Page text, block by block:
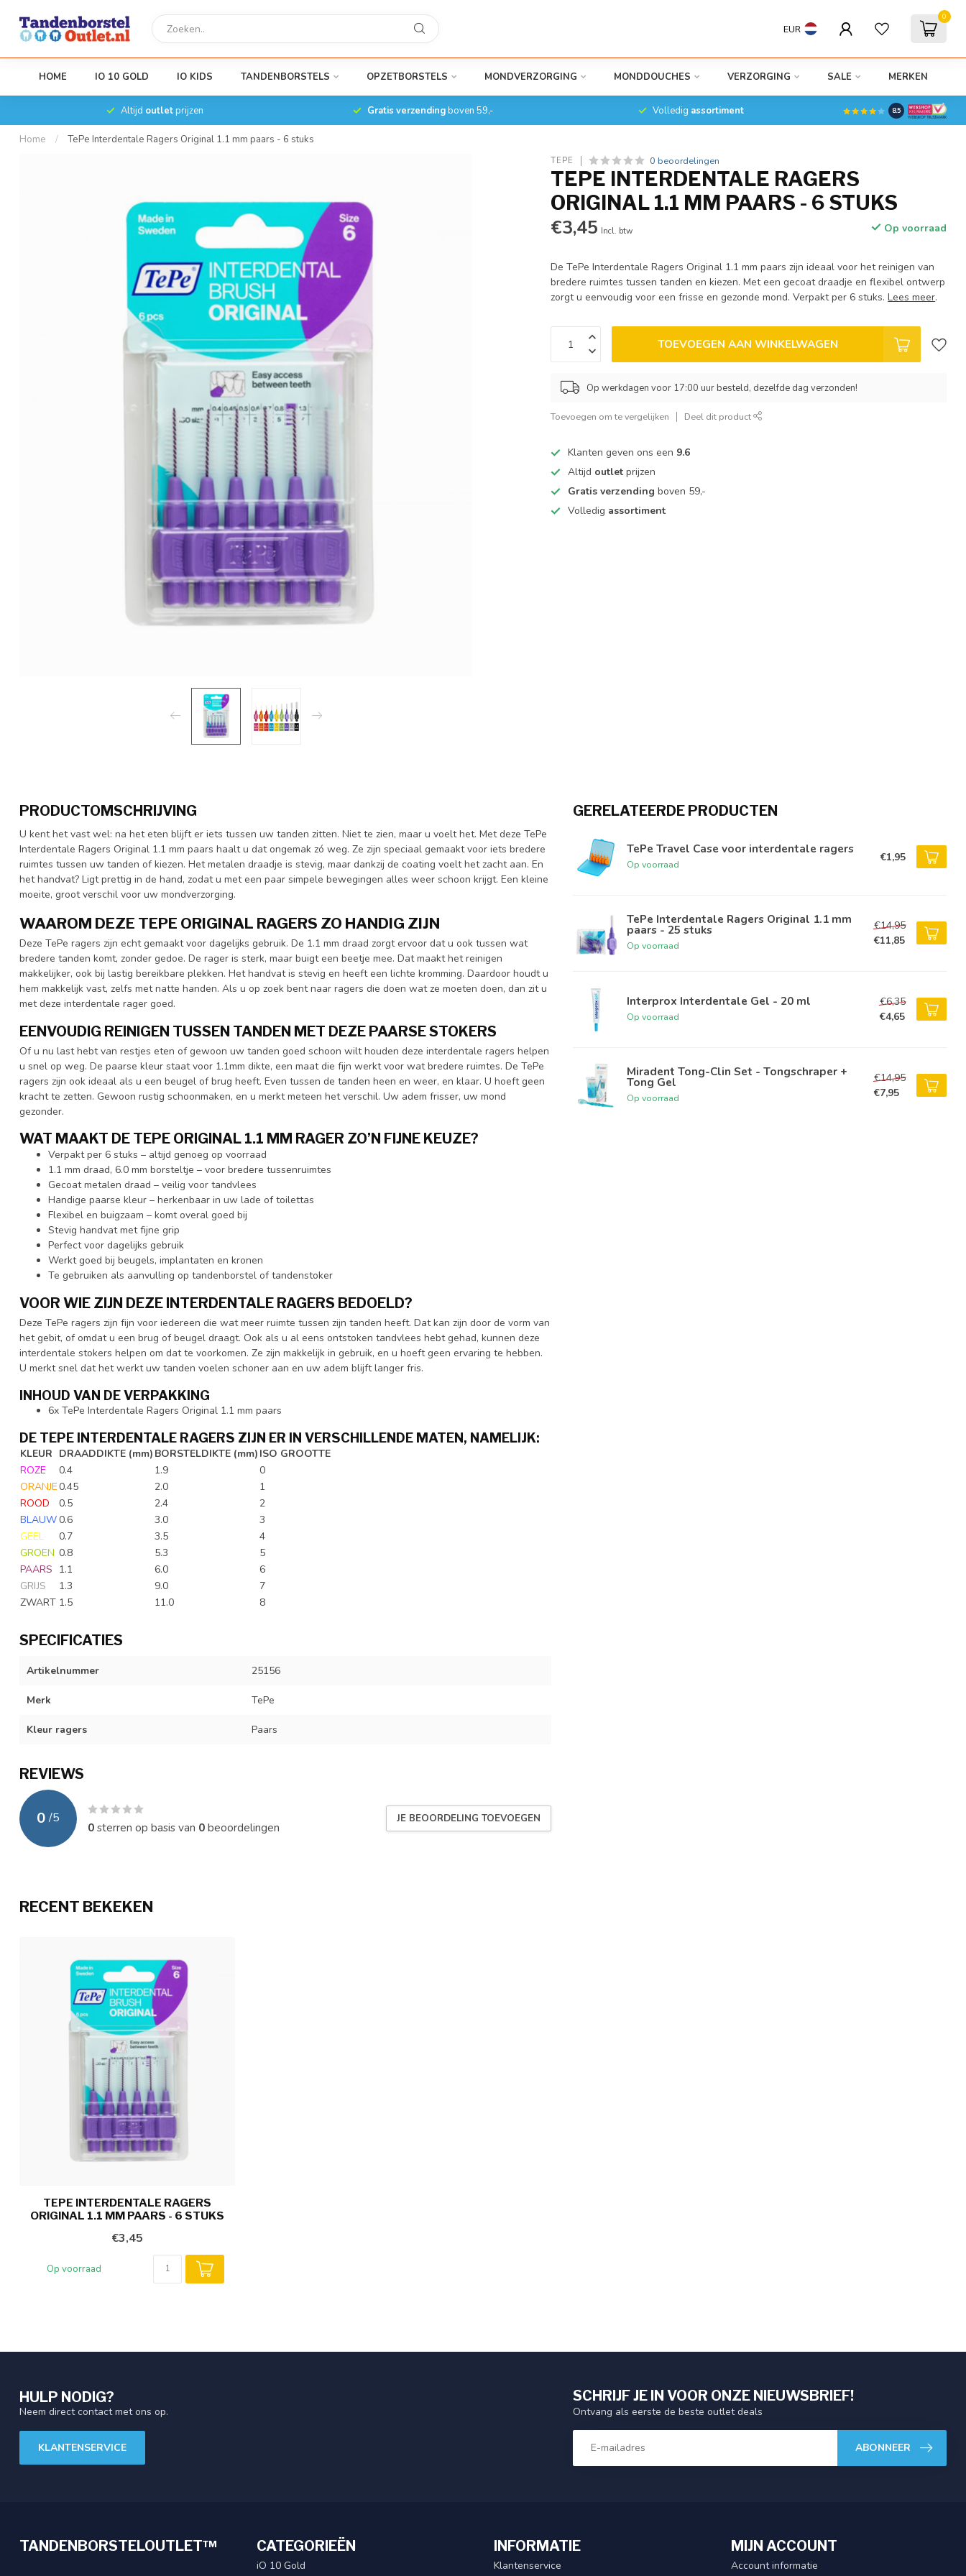
EUR
0
HOME IO 10 GOLD IO KIDS TANDENBORSTELS OPZETBORSTELS MONDVERZORGING MONDDOUCHES VERZORGING SALE MERKEN
Altijd outletprijzen Gratis verzendingboven 59,- Volledig assortiment 8.5
Home / TePe Interdentale Ragers Original 1.1 mm paars - 6 stuks
TEPE 0 beoordelingen
TEPE INTERDENTALE RAGERS
ORIGINAL 1.1 MM PAARS - 6 STUKS
€3,45 Incl. btw Op voorraad
De TePe Interdentale Ragers Original 1.1 mm paars zijn ideaal voor het reinigen van
bredere ruimtes tussen tanden en kiezen. Met een gecoat draadje en flexibel ontwerp
zorgt u eenvoudig voor een frisse en gezonde mond. Verpakt per 6 stuks.Lees meer.
TOEVOEGEN AAN WINKELWAGEN
Op werkdagen voor 17:00 uur besteld, dezelfde dag verzonden!
Toevoegen om te vergelijken Deel dit product
Klanten geven ons een 9.6
Altijd outlet prijzen
Gratis verzending boven 59,-
Volledig assortiment
PRODUCTOMSCHRIJVING
U kent het vast wel: na het eten blijft er iets tussen uw tanden zitten. Niet te zien, maar u voelt het. Met deze TePe
Interdentale Ragers Original 1.1 mm paars haalt u dat ongemak zó weg. Ze zijn speciaal gemaakt voor iets bredere
ruimtes tussen uw tanden of kiezen. Het metalen draadje is stevig, maar dankzij de coating voelt het zacht aan. En
het handvat? Ligt prettig in de hand, zodat u met een paar simpele bewegingen alles weer schoon krijgt. Een kleine
moeite, groot verschil voor uw mondverzorging.
WAAROM DEZE TEPE ORIGINAL RAGERS ZO HANDIG ZIJN
Deze TePe ragers zijn echt gemaakt voor dagelijks gebruik. De 1.1 mm draad zorgt ervoor dat u ook tussen wat
bredere tanden komt, zonder gedoe. De rager is sterk, maar buigt een beetje mee. Dat maakt het reinigen
makkelijker, ook bij lastig bereikbare plekken. Het handvat is stevig en heeft een lichte kromming. Daardoor houdt u
hem makkelijk vast, zelfs met natte handen. Als u op zoek bent naar ragers die doen wat ze moeten doen, dan zit u
met deze interdentale rager goed.
EENVOUDIG REINIGEN TUSSEN TANDEN MET DEZE PAARSE STOKERS
Of u nu last hebt van restjes eten of gewoon uw tanden goed schoon wilt houden deze interdentale ragers helpen
u snel op weg. De paarse kleur staat voor 1.1mm dikte, een maat die fijn werkt voor wat bredere ruimtes. De TePe
ragers zijn ook ideaal als u een beugel of brug heeft. Even tussen de tanden heen en weer, en klaar. U hoeft geen
kracht te zetten. Gewoon rustig schoonmaken, en u merkt meteen het verschil. Uw adem frisser, uw mond
gezonder.
WAT MAAKT DE TEPE ORIGINAL 1.1 MM RAGER ZO’N FIJNE KEUZE?
Verpakt per 6 stuks – altijd genoeg op voorraad
1.1 mm draad, 6.0 mm borsteltje – voor bredere tussenruimtes
Gecoat metalen draad – veilig voor tandvlees
Handige paarse kleur – herkenbaar in uw lade of toilettas
Flexibel en buigzaam – komt overal goed bij
Stevig handvat met fijne grip
Perfect voor dagelijks gebruik
Werkt goed bij beugels, implantaten en kronen
Te gebruiken als aanvulling op tandenborstel of tandenstoker
VOOR WIE ZIJN DEZE INTERDENTALE RAGERS BEDOELD?
Deze TePe ragers zijn fijn voor iedereen die wat meer ruimte tussen zijn tanden heeft. Dat kan zijn door de vorm van
het gebit, of omdat u een brug of beugel draagt. Ook als u al eens ontstoken tandvlees hebt gehad, kunnen deze
interdentale stokers helpen om dat te voorkomen. Ze zijn makkelijk in gebruik, en u hoeft geen ervaring te hebben.
U merkt snel dat het werkt uw tanden voelen schoner aan en uw adem blijft langer fris.
INHOUD VAN DE VERPAKKING
6x TePe Interdentale Ragers Original 1.1 mm paars
DE TEPE INTERDENTALE RAGERS ZIJN ER IN VERSCHILLENDE MATEN, NAMELIJK:
KLEUR DRAADDIKTE (mm) BORSTELDIKTE (mm) ISO GROOTTE
ROZE
0.4 1.9
0
ORANJE0.45 2.0
1
ROOD
0.5 2.4
2
BLAUW0.6 3.0
3
GEEL
0.7 3.5
4
GROEN 0.8 5.3
5
PAARS 1.1 6.0
6
GRIJS
1.3 9.0
7
ZWART 1.5 11.0 8
SPECIFICATIES
Artikelnummer 25156
Merk TePe
Kleur ragers Paars
REVIEWS
0 /5
0sterren op basis van 0beoordelingen
JE BEOORDELING TOEVOEGEN
GERELATEERDE PRODUCTEN
TePe Travel Case voor interdentale ragers
Op voorraad
€1,95
TePe Interdentale Ragers Original 1.1 mm
paars - 25 stuks
Op voorraad
€14,95
€11,85
Interprox Interdentale Gel - 20 ml
Op voorraad
€6,35
€4,65
Miradent Tong-Clin Set - Tongschraper +
Tong Gel
Op voorraad
€14,95
€7,95
RECENT BEKEKEN
TEPE INTERDENTALE RAGERS
ORIGINAL 1.1 MM PAARS - 6 STUKS
€3,45
Op voorraad
HULP NODIG?
Neem direct contact met ons op.
KLANTENSERVICE
SCHRIJF JE IN VOOR ONZE NIEUWSBRIEF!
Ontvang als eerste de beste outlet deals
ABONNEER
TANDENBORSTELOUTLET™ CATEGORIEËN
iO 10 Gold
INFORMATIE
Klantenservice
MIJN ACCOUNT
Account informatie